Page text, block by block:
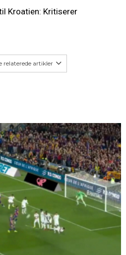
Kroatien: Kritiserer
relaterede artikler